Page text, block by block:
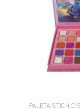
PALETA STICH